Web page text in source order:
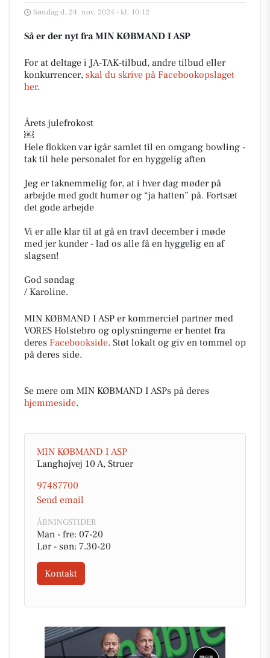
Søndag d. 24. nov. 2024 - kl. 10:12
Så er der nyt fra MIN KØBMAND I ASP
For at deltage i JA-TAK-tilbud, andre tilbud eller
konkurrencer, skal du skrive på Facebookopslaget
her.
Årets julefrokost
￼
Hele flokken var igår samlet til en omgang bowling -
tak til hele personalet for en hyggelig aften
Jeg er taknemmelig for, at i hver dag møder på
arbejde med godt humør og “ja hatten” på. Fortsæt
det gode arbejde
Vi er alle klar til at gå en travl december i møde
med jer kunder - lad os alle få en hyggelig en af
slagsen!
God søndag
/ Karoline.
MIN KØBMAND I ASP er kommerciel partner med
VORES Holstebro og oplysningerne er hentet fra
deres Facebookside. Støt lokalt og giv en tommel op
på deres side.
Se mere om MIN KØBMAND I ASPs på deres
hjemmeside.
MIN KØBMAND I ASP
Langhøjvej 10 A, Struer
97487700
Send email
ÅBNINGSTIDER
Man - fre: 07-20
Lør - søn: 7.30-20
Kontakt